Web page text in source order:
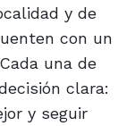
y de
con un
una de
clara:
y seguir